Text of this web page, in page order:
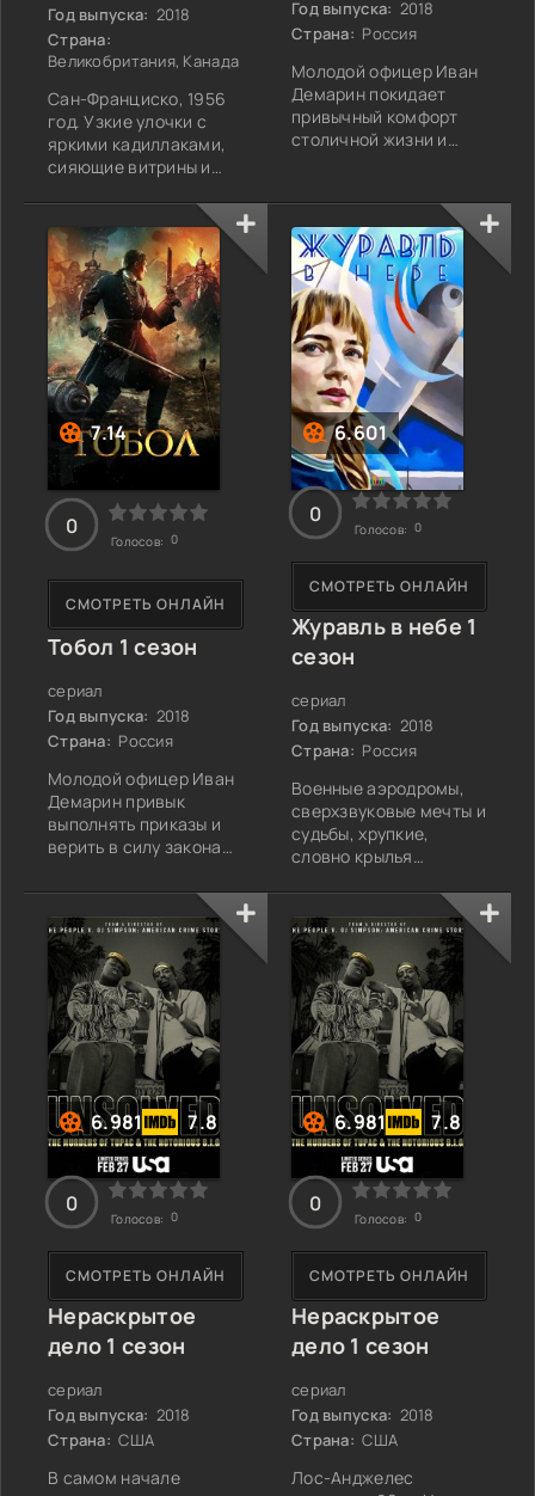
Год выпуска: 2018
Страна:
Великобритания, Канада
Сан-Франциско, 1956
год. Узкие улочки с
яркими кадиллаками,
сияющие витрины и
асфальта после дождя.
Город кажется
приветливым, но за
улыбкой прячутся
тени: загадочные
убийства с уникальным
математическим
почерком наводят
страх на горожан.
Полиция бессильна,
расследования зашли
в
Год выпуска: 2018
Страна: Россия
Молодой офицер Иван
Демарин покидает
привычный комфорт
столичной жизни и
отдаленное место, где
царствуют морозы и
непроходимые леса.
Указ Петра Великого
не подлежит
обсуждению: за
пределами российской
столицы скрывается не
только граница
империи, но и шанс
7.14
Тобол 1 сезон
сериал
Год выпуска: 2018
Страна: Россия
Молодой офицер Иван
Демарин привык
выполнять приказы и
верить в силу закона
новый указ царя
заставляет его выйти
за привычные рамки.
Вместе с полком он
отправляется в
Тобольск — суровую
пограничную крепость
в сердце Сибири.
Здесь холод и
одиночество
подавляют даже
отголоски
СМОТРЕТЬ ОНЛАЙН
0
Голосов: 0
6.601
Журавль в небе 1
сезон
сериал
Год выпуска: 2018
Страна: Россия
Военные аэродромы,
сверхзвуковые мечты и
судьбы, хрупкие,
словно крылья
сплетаются в единое
целое в истории Аси
Солнцевой. Молодой
летчик-испытатель,
она выходит на
авансцену советской
авиации в начале 60-х.
Это время, когда
покорение неба
становится не только
амбициозной целью,
но и
СМОТРЕТЬ ОНЛАЙН
0
Голосов: 0
6.981 7.8
Нераскрытое
дело 1 сезон
сериал
Год выпуска: 2018
Страна: США
В самом начале
СМОТРЕТЬ ОНЛАЙН
0
Голосов: 0
6.981 7.8
Нераскрытое
дело 1 сезон
сериал
Год выпуска: 2018
Страна: США
Лос-Анджелес
СМОТРЕТЬ ОНЛАЙН
0
Голосов: 0